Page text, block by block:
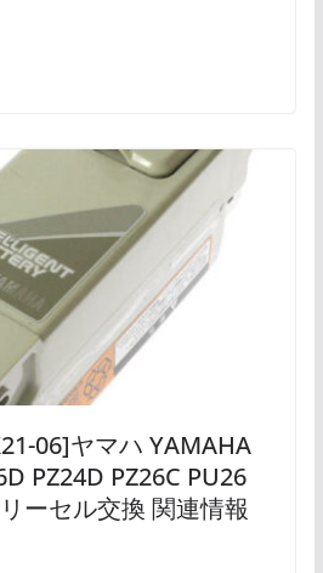
06]ヤマハ YAMAHA
PZ24D PZ26C PU26
ーセル交換 関連情報